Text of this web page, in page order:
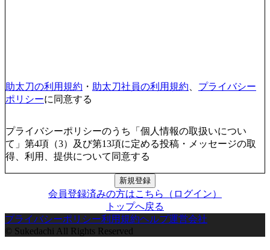
助太刀の利用規約 ・ 助太刀社員の利用規約
プライバシー
ポリシーに同意する
プライバシーポリシーのうち「個人情報の取扱いについ
て」第4項（3）及び第13項に定める投稿・メッセージの取
得、利用、提供について同意する
新規登録
会員登録済みの方はこちら（ログイン）
トップへ戻る
プライバシーポリシー利用規約ヘルプ運営会社
© Sukedachi All Rights Reserved